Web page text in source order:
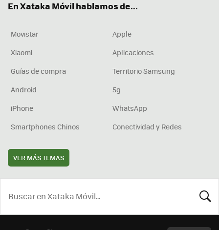
En Xataka Móvil hablamos de...
Movistar
Apple
Xiaomi
Aplicaciones
Guías de compra
Territorio Samsung
Android
5g
iPhone
WhatsApp
Smartphones Chinos
Conectividad y Redes
VER MÁS TEMAS